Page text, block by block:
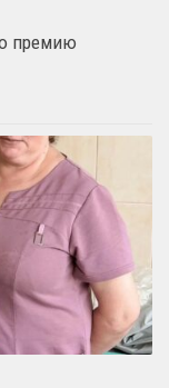
премию